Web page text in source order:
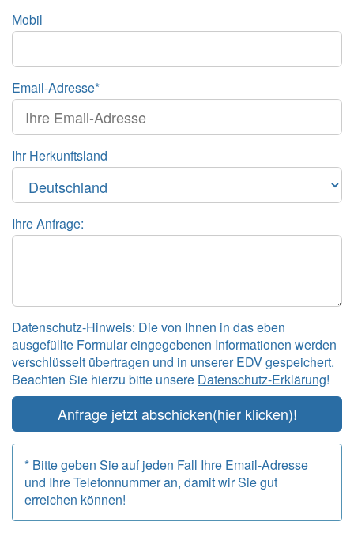
Mobil
Email-Adresse*
Ihr Herkunftsland
Ihre Anfrage:
Datenschutz-Hinweis: Die von Ihnen in das eben
ausgefüllte Formular eingegebenen Informationen werden
verschlüsselt übertragen und in unserer EDV gespeichert.
Beachten Sie hierzu bitte unsere Datenschutz-Erklärung!
Anfrage jetzt abschicken(hier klicken)!
* Bitte geben Sie auf jeden Fall Ihre Email-Adresse
und Ihre Telefonnummer an, damit wir Sie gut
erreichen können!